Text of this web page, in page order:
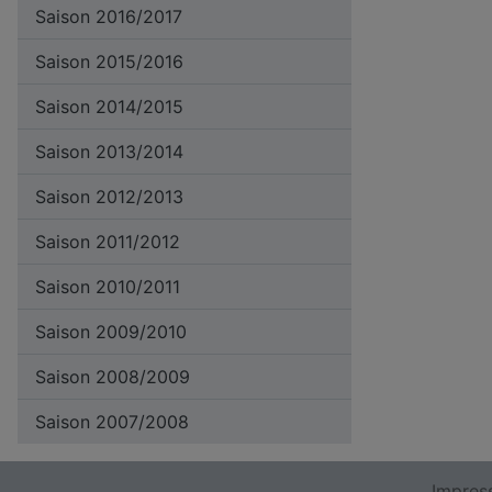
Saison 2016/2017
Saison 2015/2016
Saison 2014/2015
Saison 2013/2014
Saison 2012/2013
Saison 2011/2012
Saison 2010/2011
Saison 2009/2010
Saison 2008/2009
Saison 2007/2008